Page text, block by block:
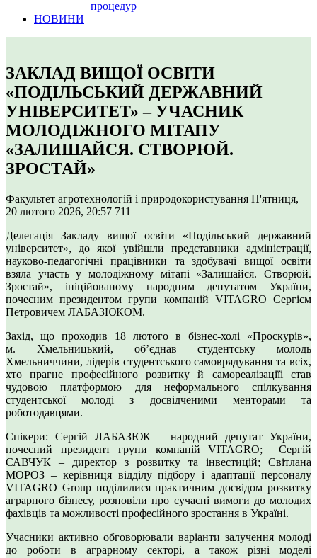
процедур
НОВИНИ
ЗАКЛАД ВИЩОЇ ОСВІТИ
«ПОДІЛЬСЬКИЙ ДЕРЖАВНИЙ
УНІВЕРСИТЕТ» – УЧАСНИК
МОЛОДІЖНОГО МІТАПУ
«ЗАЛИШАЙСЯ. СТВОРЮЙ.
ЗРОСТАЙ»
Факультет агротехнологій і природокористування П'ятниця,
20 лютого 2026, 20:57 711
Делегація Закладу вищої освіти «Подільський державний
університет», до якої увійшли представники адміністрації,
науково-педагогічні працівники та здобувачі вищої освіти
взяла участь у молодіжному мітапі «Залишайся. Створюй.
Зростай», ініційованому народним депутатом України,
почесним президентом групи компаній VITAGRO Сергієм
Петровичем ЛАБАЗЮКОМ.
Захід, що проходив 18 лютого в бізнес-холі «Проскурів»,
м. Хмельницький, об’єднав студентську молодь
Хмельниччини, лідерів студентського самоврядування та всіх,
хто прагне професійного розвитку й самореалізаціїі став
чудовою платформою для неформального спілкування
студентської молоді з досвідченими менторами та
роботодавцями.
Спікери: Сергій ЛАБАЗЮК – народний депутат України,
почесний президент групи компаній VITAGRO; Сергій
САВЧУК – директор з розвитку та інвестицій; Світлана
МОРОЗ – керівниця відділу підбору і адаптації персоналу
VITAGRO Group поділилися практичним досвідом розвитку
аграрного бізнесу, розповіли про сучасні вимоги до молодих
фахівців та можливості професійного зростання в Україні.
Учасники активно обговорювали варіанти залучення молоді
до роботи в аграрному секторі, а також різні моделі